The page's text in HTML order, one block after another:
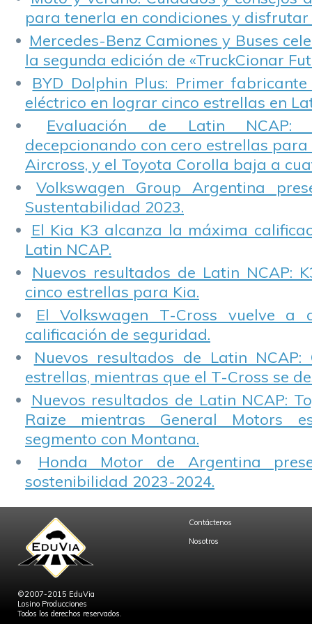
para tenerla en condiciones y disfrutar
Mercedes-Benz Camiones y Buses
la segunda edición de «TruckCionar
BYD Dolphin Plus: Primer
eléctrico en lograr cinco estrellas en
Evaluación de Latin NCAP:
decepcionando con cero estrellas para
Aircross, y el Toyota Corolla baja a
Volkswagen Group Argentina
Sustentabilidad 2023.
El Kia K3 alcanza la máxima
Latin NCAP.
Nuevos resultados de Latin NCAP:
cinco estrellas para Kia.
El Volkswagen T-Cross vuelve a
calificación de seguridad.
Nuevos resultados de Latin NCAP:
estrellas, mientras que el T-Cross se
Nuevos resultados de Latin NCAP:
Raize mientras General Motors
segmento con Montana.
Honda Motor de Argentina
sostenibilidad 2023-2024.
©2007-2015 EduVia
Losino Producciones
Todos los derechos reservados.
Contáctenos
Nosotros